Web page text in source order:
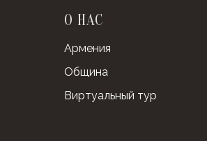
О НАС
Армения
Община
Виртуальный тур